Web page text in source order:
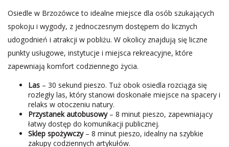
Osiedle w Brzozówce to idealne miejsce dla osób szukających
spokoju i wygody, z jednoczesnym dostępem do licznych
udogodnień i atrakcji w pobliżu. W okolicy znajdują się liczne
punkty usługowe, instytucje i miejsca rekreacyjne, które
zapewniają komfort codziennego życia.
Las – 30 sekund pieszo. Tuż obok osiedla rozciąga się
rozległy las, który stanowi doskonałe miejsce na spacery i
relaks w otoczeniu natury.
Przystanek autobusowy– 8 minut pieszo, zapewniający
łatwy dostęp do komunikacji publicznej.
Sklep spożywczy– 8 minut pieszo, idealny na szybkie
zakupy codziennych artykułów.